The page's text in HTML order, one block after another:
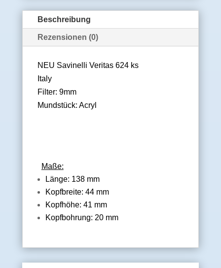
Beschreibung
Rezensionen (0)
NEU Savinelli Veritas 624 ks
Italy
Filter: 9mm
Mundstück: Acryl
Maße:
Länge: 138 mm
Kopfbreite: 44 mm
Kopfhöhe: 41 mm
Kopfbohrung: 20 mm